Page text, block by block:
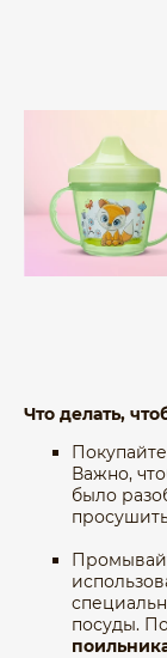
Что делать,
Покупайте
Важно,
было
посуды.